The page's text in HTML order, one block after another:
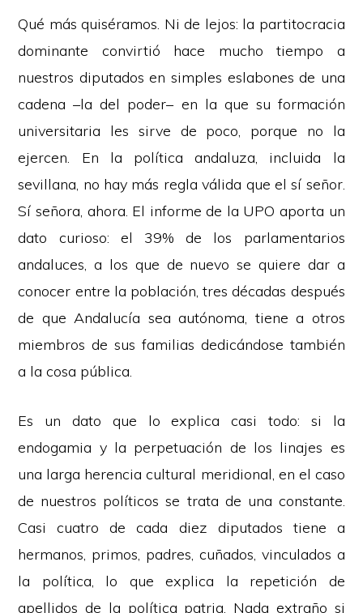
Qué más quiséramos. Ni de lejos: la partitocracia
dominante convirtió hace mucho tiempo a
nuestros diputados en simples eslabones de una
cadena –la del poder– en la que su formación
universitaria les sirve de poco, porque no la
ejercen. En la política andaluza, incluida la
sevillana, no hay más regla válida que el sí señor.
Sí señora, ahora. El informe de la UPO aporta un
dato curioso: el 39% de los parlamentarios
andaluces, a los que de nuevo se quiere dar a
conocer entre la población, tres décadas después
de que Andalucía sea autónoma, tiene a otros
miembros de sus familias dedicándose también
a la cosa pública.
Es un dato que lo explica casi todo: si la
endogamia y la perpetuación de los linajes es
una larga herencia cultural meridional, en el caso
de nuestros políticos se trata de una constante.
Casi cuatro de cada diez diputados tiene a
hermanos, primos, padres, cuñados, vinculados a
la política, lo que explica la repetición de
apellidos de la política patria. Nada extraño si